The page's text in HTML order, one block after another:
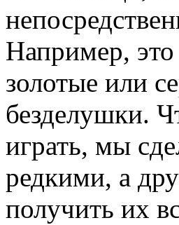
Например,
золотые или
безделушки.
играть, мы
редкими, а
получить их